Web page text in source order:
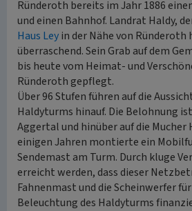
Ründeroth bereits im Jahr 1886
und einen Bahnhof. Landrat Haldy,
Haus Leyin der Nähe von Ründeroth
überraschend. Sein Grab auf dem
bis heute vom Heimat- und
Ründeroth gepflegt.
Über 96 Stufen führen auf die
Haldyturms hinauf. Die Belohnung
Aggertal und hinüber auf die Mucher
einigen Jahren montierte ein
Sendemast am Turm. Durch kluge
erreicht werden, dass dieser
Fahnenmast und die Scheinwerfer
Beleuchtung des Haldyturms